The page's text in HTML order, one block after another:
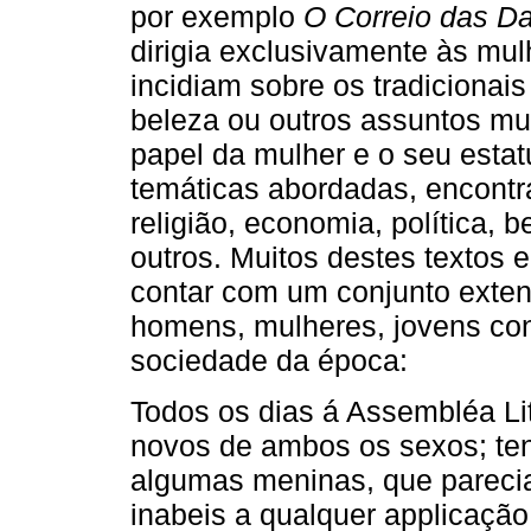
por exemplo O Correio das
dirigia exclusivamente às
incidiam sobre os
beleza ou outros assuntos
papel da mulher e o seu
temáticas abordadas,
religião, economia, política,
outros. Muitos destes textos
contar com um conjunto
homens, mulheres, jovens
sociedade da época:
Todos os dias á Assembléa
novos de ambos os sexos;
algumas meninas, que
inabeis a qualquer